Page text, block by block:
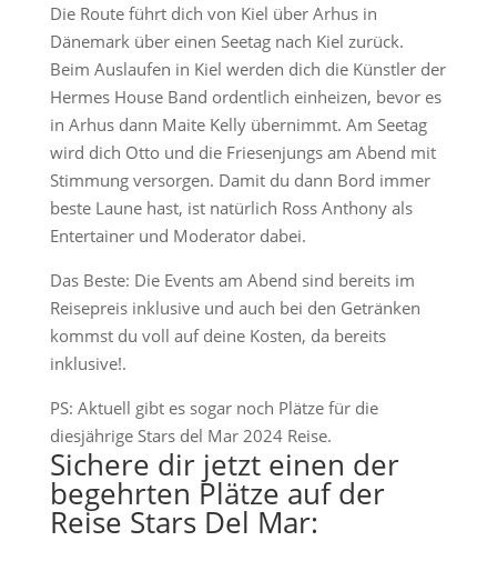
Die Route führt dich von Kiel über Arhus in
Dänemark über einen Seetag nach Kiel zurück.
Beim Auslaufen in Kiel werden dich die Künstler der
Hermes House Band ordentlich einheizen, bevor es
in Arhus dann Maite Kelly übernimmt. Am Seetag
wird dich Otto und die Friesenjungs am Abend mit
Stimmung versorgen. Damit du dann Bord immer
beste Laune hast, ist natürlich Ross Anthony als
Entertainer und Moderator dabei.
Das Beste: Die Events am Abend sind bereits im
Reisepreis inklusive und auch bei den Getränken
kommst du voll auf deine Kosten, da bereits
inklusive!.
PS: Aktuell gibt es sogar noch Plätze für die
diesjährige Stars del Mar 2024 Reise.
Sichere dir jetzt einen der
begehrten Plätze auf der
Reise Stars Del Mar: